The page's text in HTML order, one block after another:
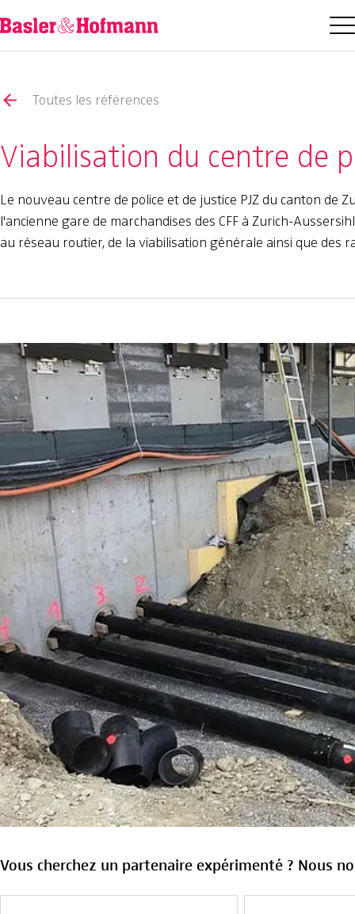
Toutes les références
Viabilisation du centre de
Le nouveau centre de police et de justice PJZ du canton
l'ancienne gare de marchandises des CFF à Zurich-
au réseau routier, de la viabilisation générale ainsi que des
Vous cherchez un partenaire expérimenté ? Nous